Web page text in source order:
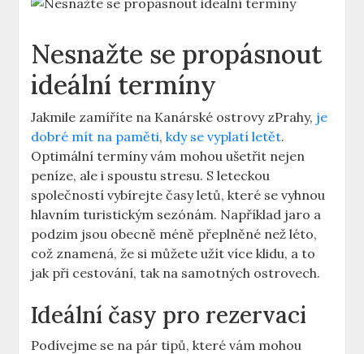
Nesnažte se propásnout
ideální termíny
Jakmile zamíříte na Kanárské ostrovy zPrahy, je
dobré mít na paměti,kdy se vyplatí letět.
Optimální termíny vám mohou ušetřit nejen
peníze, ale i spoustu stresu. S leteckou
společností vybírejte časy letů, které se vyhnou
hlavním turistickým sezónám. Například jaro a
podzim jsou obecně méně přeplněné než léto,
což znamená, že si můžete užít více klidu, a to
jak při cestování, tak na samotných ostrovech.
Ideální časy pro rezervaci
Podívejme se na pár tipů, které vám mohou